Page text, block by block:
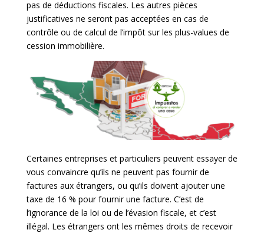
pas de déductions fiscales. Les autres pièces
justificatives ne seront pas acceptées en cas de
contrôle ou de calcul de l’impôt sur les plus-values ​​de
cession immobilière.
Certaines entreprises et particuliers peuvent essayer de
vous convaincre qu’ils ne peuvent pas fournir de
factures aux étrangers, ou qu’ils doivent ajouter une
taxe de 16 % pour fournir une facture. C’est de
l’ignorance de la loi ou de l’évasion fiscale, et c’est
illégal. Les étrangers ont les mêmes droits de recevoir